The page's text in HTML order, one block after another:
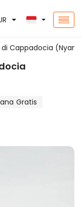
di Cappadocia
Gratis